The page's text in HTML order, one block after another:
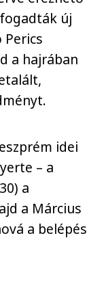
új
a hajrában
idei
– a
a
a Március
a belépés